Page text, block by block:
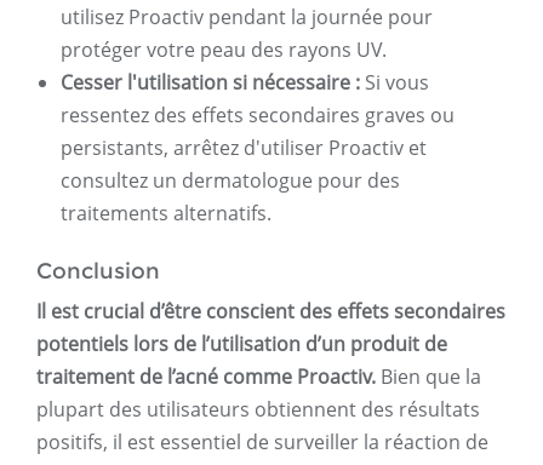
utilisez Proactiv pendant la journée pour
protéger votre peau des rayons UV.
Cesser l'utilisation si nécessaire : Si vous
ressentez des effets secondaires graves ou
persistants, arrêtez d'utiliser Proactiv et
consultez un dermatologue pour des
traitements alternatifs.
Conclusion
Il est crucial d’être conscient des effets secondaires
potentiels lors de l’utilisation d’un produit de
traitement de l’acné comme Proactiv. Bien que la
plupart des utilisateurs obtiennent des résultats
positifs, il est essentiel de surveiller la réaction de